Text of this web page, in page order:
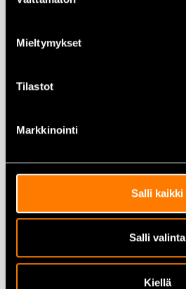
Mieltymykset
Tilastot
Markkinointi
Salli kaikki
Salli valinta
Kiellä
UNIOR lyöntilenkkiavain 55
mm